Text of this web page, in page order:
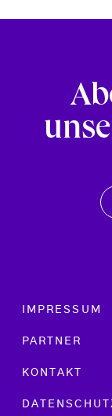
Footer menu
IMPRESSUM
PARTNER
KONTAKT